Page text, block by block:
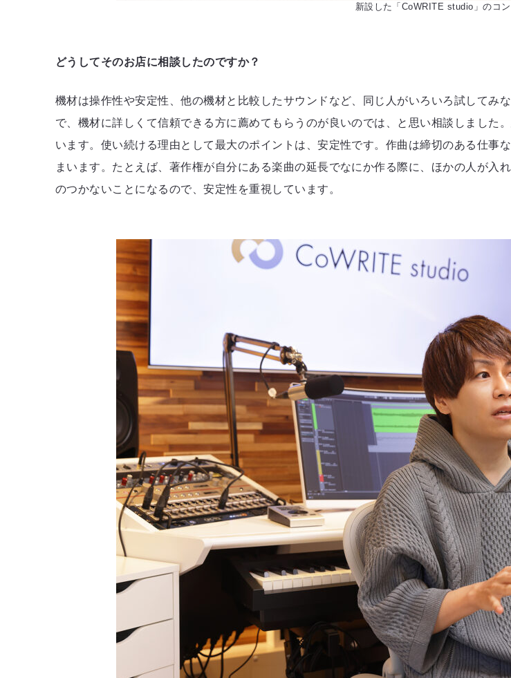
新設した「CoWRITE studio」のコ
どうしてそのお店に相談したのですか？
機材は操作性や安定性、他の機材と比較したサウンドなど、同じ人がいろいろ試してみ
で、機材に詳しくて信頼できる方に薦めてもらうのが良いのでは、と思い相談しました
います。使い続ける理由として最大のポイントは、安定性です。作曲は締切のある仕事
まいます。たとえば、著作権が自分にある楽曲の延長でなにか作る際に、ほかの人が入
のつかないことになるので、安定性を重視しています。